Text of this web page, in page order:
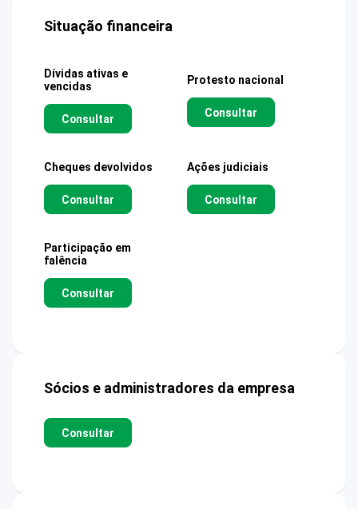
Situação financeira
Dívidas ativas e
vencidas
Consultar
Protesto nacional
Consultar
Cheques devolvidos
Consultar
Ações judiciais
Consultar
Participação em
falência
Consultar
Sócios e administradores da empresa
Consultar